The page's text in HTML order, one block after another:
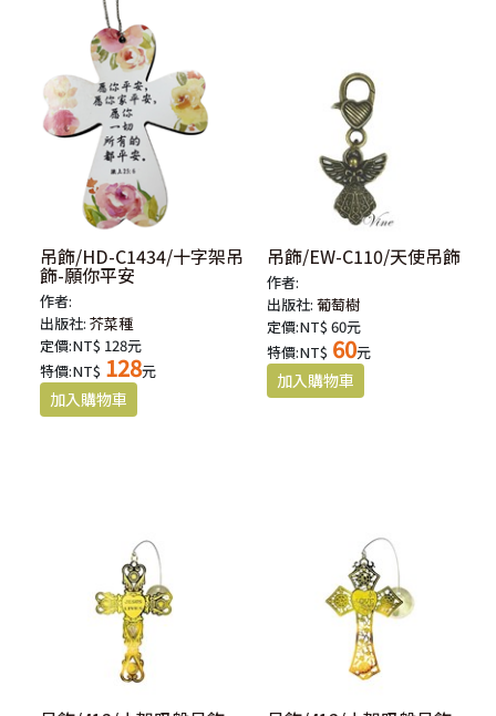
吊飾/HD-C1434/十字架吊
飾-願你平安
作者:
出版社:芥菜種
定價:NT$ 128元
特價:NT$ 128元
吊飾/EW-C110/天使吊飾
作者:
出版社:葡萄樹
定價:NT$ 60元
特價:NT$ 60元